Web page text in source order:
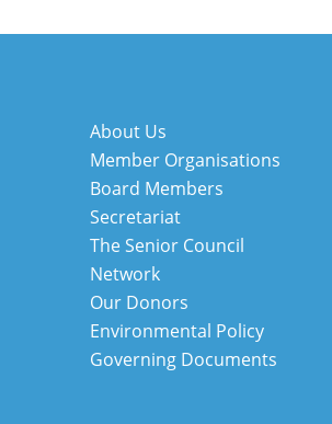
About Us
Member Organisations
Board Members
Secretariat
The Senior Council
Network
Our Donors
Environmental Policy
Governing Documents